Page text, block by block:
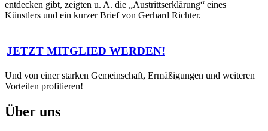
entdecken gibt, zeigten u. A. die „Austrittserklärung“ eines
Künstlers und ein kurzer Brief von Gerhard Richter.
JETZT MITGLIED WERDEN!
Und von einer starken Gemeinschaft, Ermäßigungen und weiteren
Vorteilen profitieren!
Über uns